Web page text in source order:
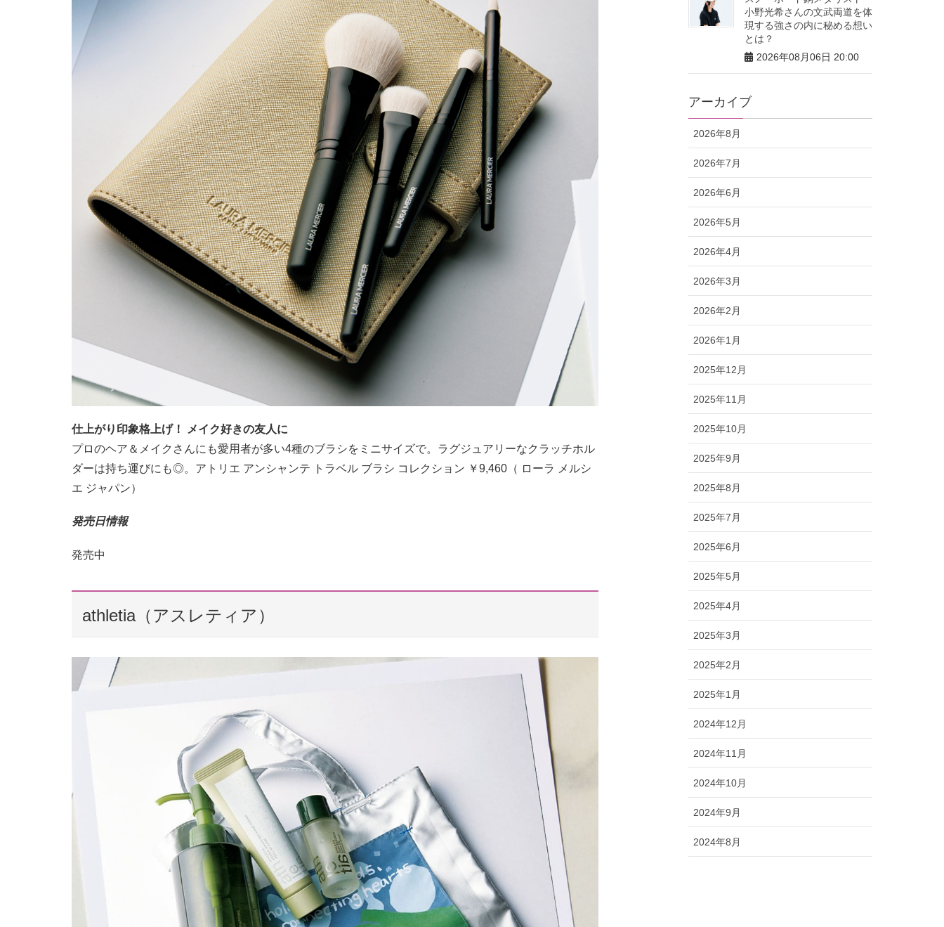
仕上がり印象格上げ！ メイク好きの友人に
プロのヘア＆メイクさんにも愛用者が多い4種のブラシをミニサイズで。ラグジュアリーなクラッチホル
ダーは持ち運びにも◎。アトリエ アンシャンテ トラベル ブラシ コレクション ￥9,460（ ローラ メルシ
エ ジャパン）
発売日情報
発売中
athletia（アスレティア）
小野光希さんの文武両道を体
現する強さの内に秘める想い
とは？
2026年08月06日 20:00
アーカイブ
2026年8月
2026年7月
2026年6月
2026年5月
2026年4月
2026年3月
2026年2月
2026年1月
2025年12月
2025年11月
2025年10月
2025年9月
2025年8月
2025年7月
2025年6月
2025年5月
2025年4月
2025年3月
2025年2月
2025年1月
2024年12月
2024年11月
2024年10月
2024年9月
2024年8月